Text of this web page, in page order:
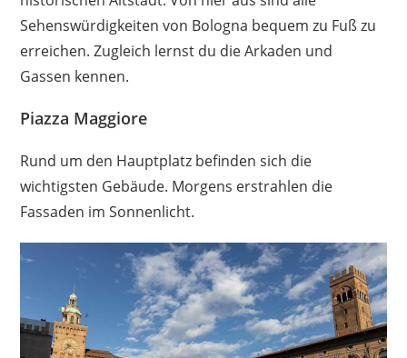
Sehenswürdigkeiten von Bologna bequem zu Fuß zu
erreichen. Zugleich lernst du die Arkaden und
Gassen kennen.
Piazza Maggiore
Rund um den Hauptplatz befinden sich die
wichtigsten Gebäude. Morgens erstrahlen die
Fassaden im Sonnenlicht.